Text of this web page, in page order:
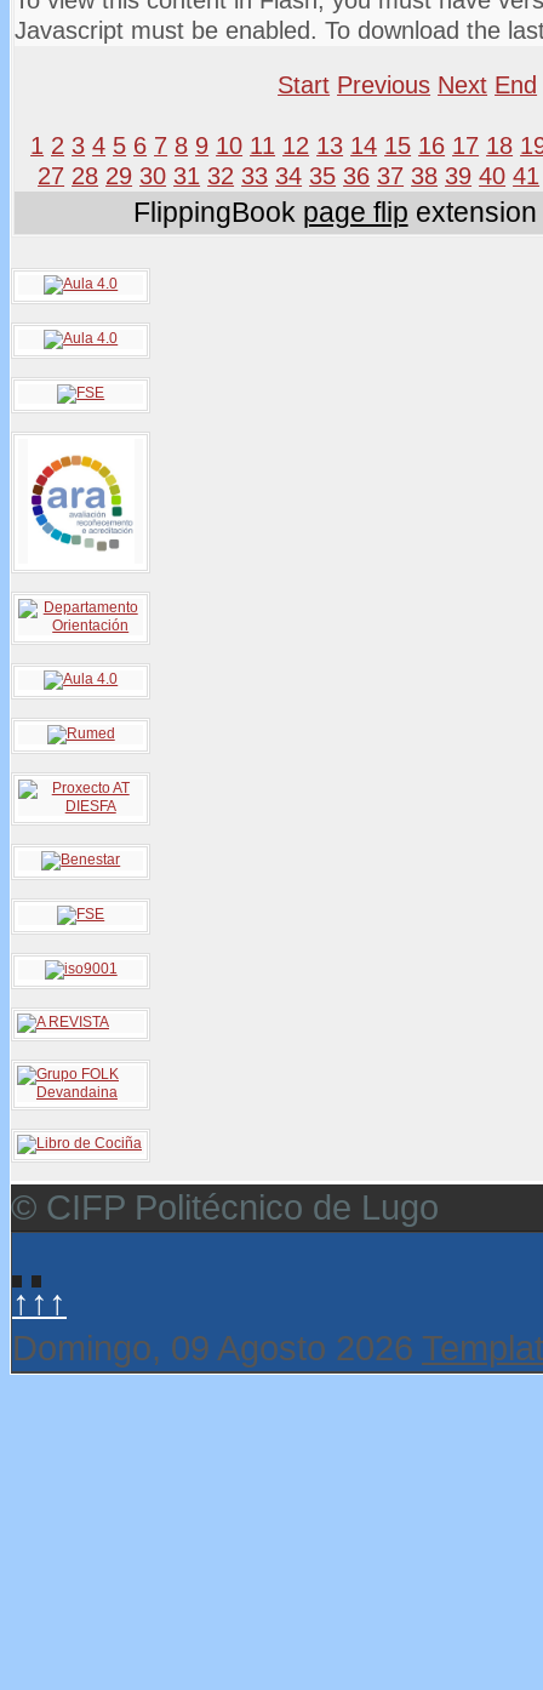
Javascript must be enabled. To download the
Start Previous Next End
1 2 3 4 5 6 7 8 9 10 11 12 13 14 15 16 17 18
27 28 29 30 31 32 33 34 35 36 37 38 39 40 41
FlippingBook page flip
© CIFP Politécnico de Lugo
↑↑↑
Domingo, 09 Agosto 2026